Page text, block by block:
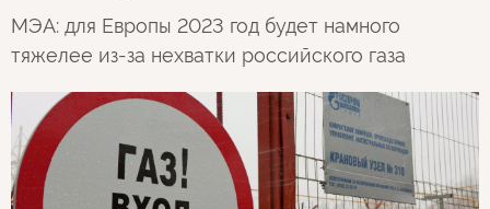
МЭА: для Европы 2023 год будет намного
тяжелее из-за нехватки российского газа